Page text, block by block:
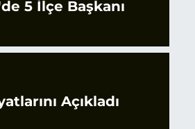
5 İlçe Başkanı
Açıkladı